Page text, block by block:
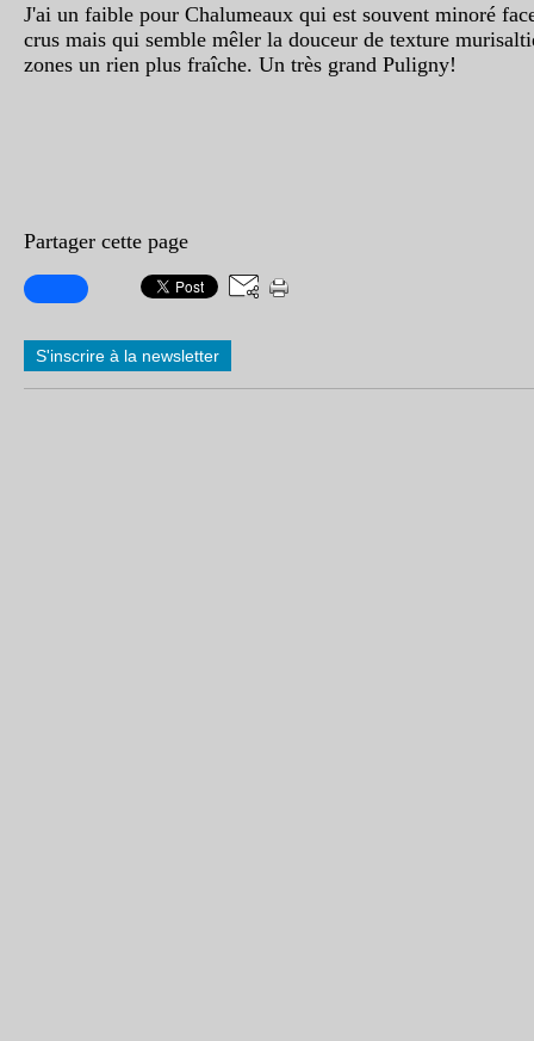
J'ai un faible pour Chalumeaux qui est souvent minoré
crus mais qui semble mêler la douceur de texture
zones un rien plus fraîche. Un très grand Puligny!
Partager cette page
S'inscrire à la newsletter